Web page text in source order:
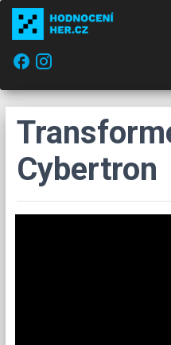
facebook
Cybertron